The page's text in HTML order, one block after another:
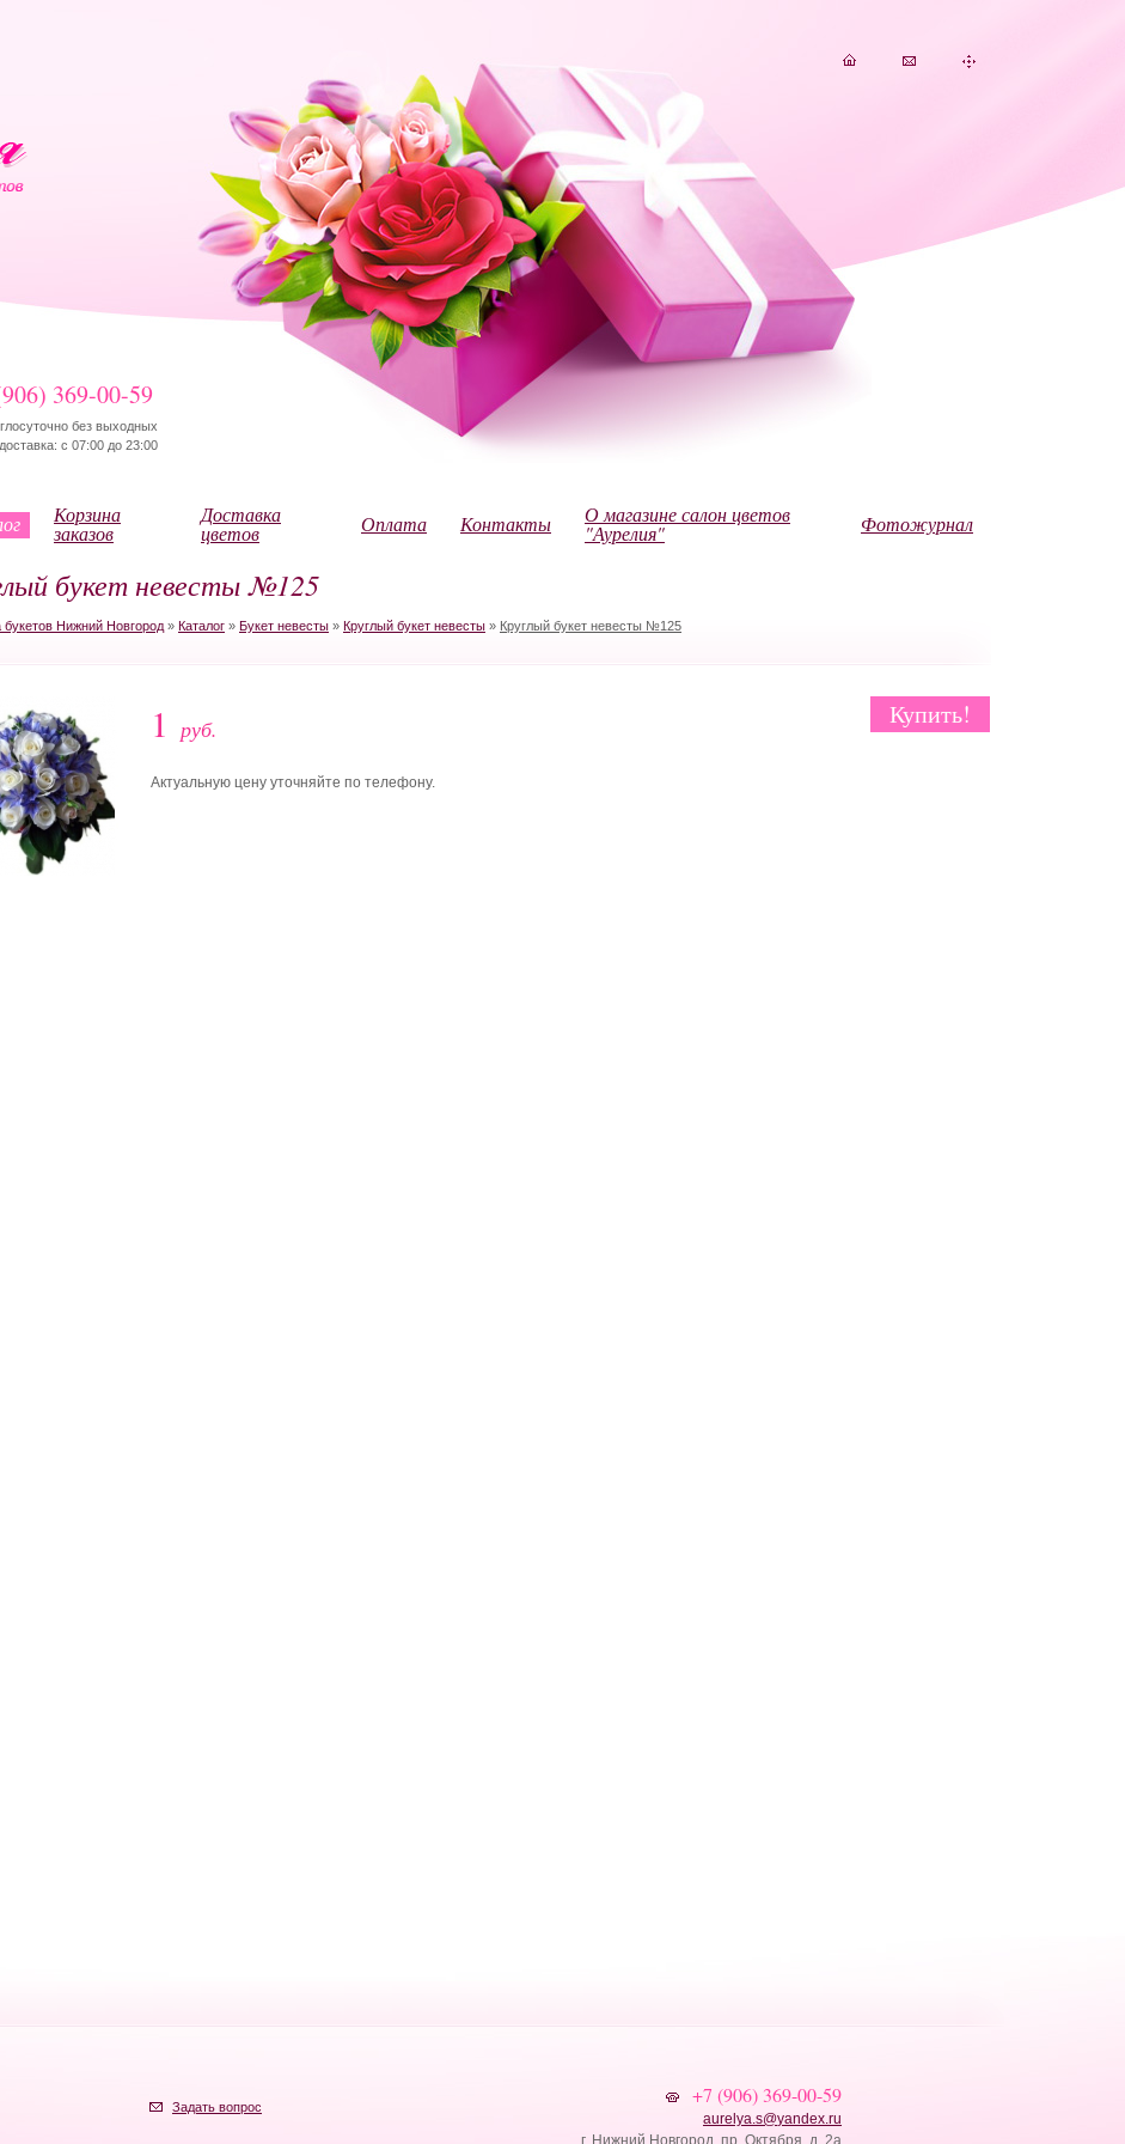
369-00-59
без выходных
с 07:00 до 23:00
Корзина
заказов
Доставка
цветов Оплата Контакты О магазине салон цветов
"Аурелия" Фотожурнал
букет невесты №125
букетов Нижний Новгород » Каталог » Букет невесты » Круглый букет невесты » Круглый букет невесты №125
1 руб. Купить!
Актуальную цену уточняйте по телефону.
Задать вопрос +7 (906) 369-00-59
aurelya.s@yandex.ru
г. Нижний Новгород, пр. Октября, д. 2а